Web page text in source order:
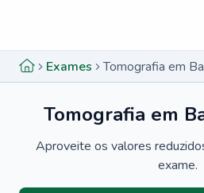
Exames
Tomografia em
Aproveite os valores
exame.